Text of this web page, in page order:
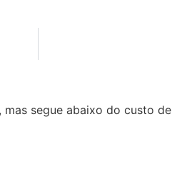
mas segue abaixo do custo de